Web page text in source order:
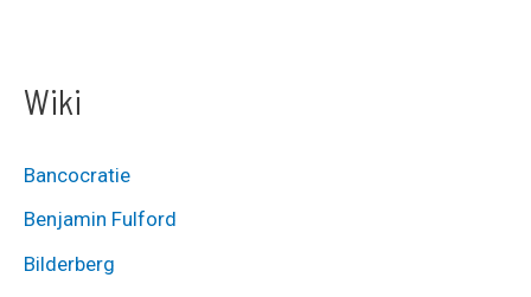
Wiki
Bancocratie
Benjamin Fulford
Bilderberg